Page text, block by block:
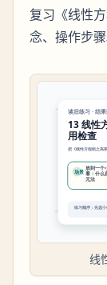
复习《线性
念、操作步
线